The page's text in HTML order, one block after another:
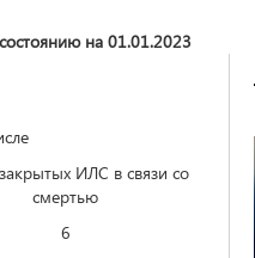
на 01.01.2023
ИЛС в связи со
смертью
6